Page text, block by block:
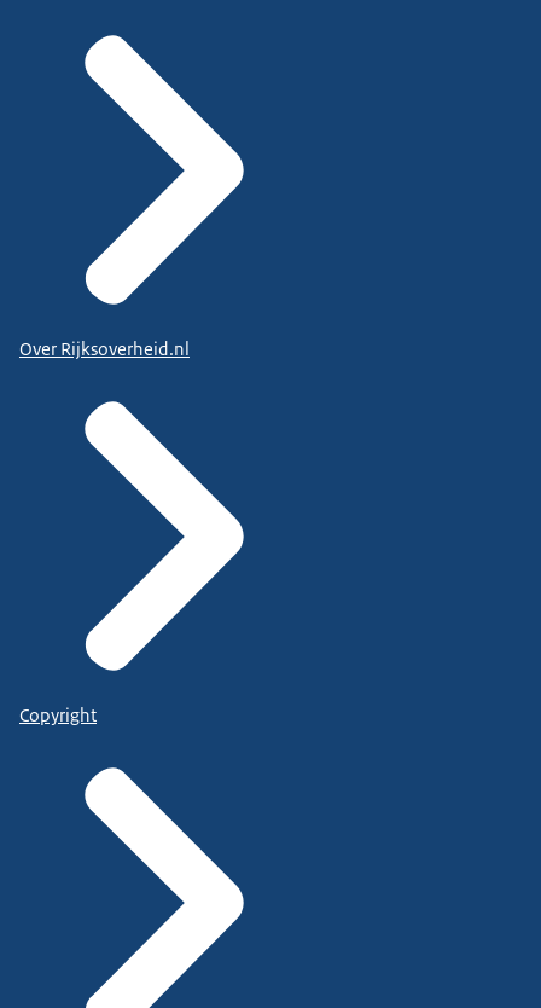
Over Rijksoverheid.nl
Copyright